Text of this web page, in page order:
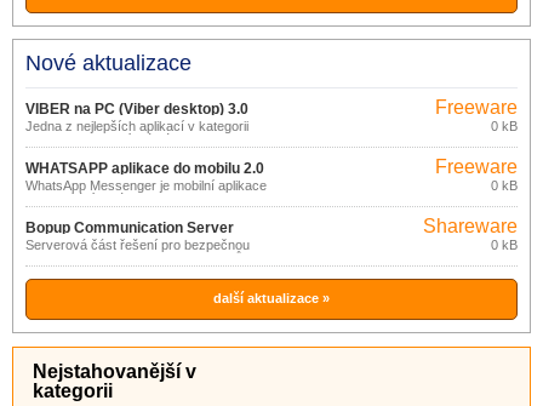
Nové aktualizace
VIBER na PC (Viber desktop) 3.0
Jedna z nejlepších aplikací v kategorii
online komunikací má název Viber.
Freeware
0 kB
WHATSAPP aplikace do mobilu 2.0
WhatsApp Messenger je mobilní aplikace
pro zasílání zpráv.
Freeware
0 kB
Bopup Communication Server
4.5.1
Serverová část řešení pro bezpečnou
online komunikaci a transfer souborů ve
firemních sítích.
Shareware
0 kB
další aktualizace »
Nejstahovanější v
kategorii